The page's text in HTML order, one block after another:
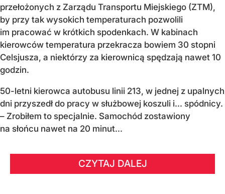
przełożonych z Zarządu Transportu Miejskiego (ZTM),
by przy tak wysokich temperaturach pozwolili
im pracować w krótkich spodenkach. W kabinach
kierowców temperatura przekracza bowiem 30 stopni
Celsjusza, a niektórzy za kierownicą spędzają nawet 10
godzin.
50-letni kierowca autobusu linii 213, w jednej z upalnych
dni przyszedł do pracy w służbowej koszuli i... spódnicy.
– Zrobiłem to specjalnie. Samochód zostawiony
na słońcu nawet na 20 minut...
CZYTAJ DALEJ